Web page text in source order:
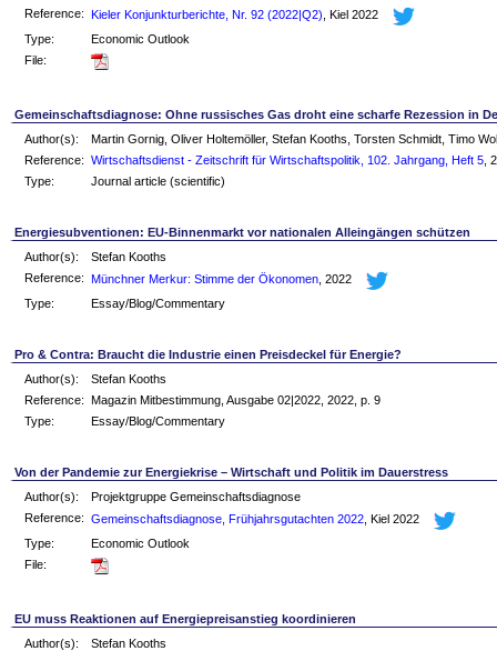
Reference:
Kieler Konjunkturberichte, Nr. 92 (2022|Q2) , Kiel 2022
Type:
Economic Outlook
File:
Gemeinschaftsdiagnose: Ohne russisches Gas droht eine scharfe Rezession in
Author(s):
Martin Gornig, Oliver Holtemöller, Stefan Kooths, Torsten Schmidt, Timo
Reference:
Wirtschaftsdienst - Zeitschrift für Wirtschaftspolitik, 102. Jahrgang, Heft 5 ,
Type:
Journal article (scientific)
Energiesubventionen: EU-Binnenmarkt vor nationalen Alleingängen schützen
Author(s):
Stefan Kooths
Reference:
Münchner Merkur: Stimme der Ökonomen , 2022
Type:
Essay/Blog/Commentary
Pro & Contra: Braucht die Industrie einen Preisdeckel für Energie?
Author(s):
Stefan Kooths
Reference:
Magazin Mitbestimmung, Ausgabe 02|2022, 2022, p. 9
Type:
Essay/Blog/Commentary
Von der Pandemie zur Energiekrise – Wirtschaft und Politik im Dauerstress
Author(s):
Projektgruppe Gemeinschaftsdiagnose
Reference:
Gemeinschaftsdiagnose, Frühjahrsgutachten 2022 , Kiel 2022
Type:
Economic Outlook
File:
EU muss Reaktionen auf Energiepreisanstieg koordinieren
Author(s):
Stefan Kooths